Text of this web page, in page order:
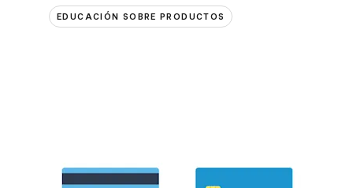
EDUCACIÓN SOBRE PRODUCTOS